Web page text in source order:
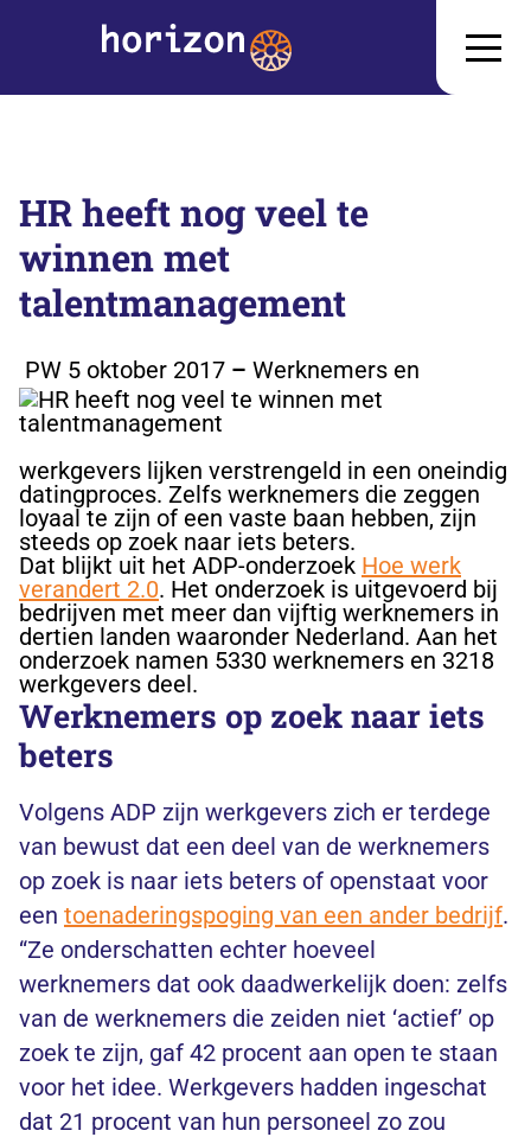
HR heeft nog veel te
winnen met
talentmanagement
PW 5 oktober 2017 – Werknemers en
werkgevers lijken verstrengeld in een oneindig
datingproces. Zelfs werknemers die zeggen
loyaal te zijn of een vaste baan hebben, zijn
steeds op zoek naar iets beters.
Dat blijkt uit het ADP-onderzoek Hoe werk
verandert 2.0. Het onderzoek is uitgevoerd bij
bedrijven met meer dan vijftig werknemers in
dertien landen waaronder Nederland. Aan het
onderzoek namen 5330 werknemers en 3218
werkgevers deel.
Werknemers op zoek naar iets
beters
Volgens ADP zijn werkgevers zich er terdege
van bewust dat een deel van de werknemers
op zoek is naar iets beters of openstaat voor
een toenaderingspoging van een ander bedrijf.
“Ze onderschatten echter hoeveel
werknemers dat ook daadwerkelijk doen: zelfs
van de werknemers die zeiden niet ‘actief’ op
zoek te zijn, gaf 42 procent aan open te staan
voor het idee. Werkgevers hadden ingeschat
dat 21 procent van hun personeel zo zou